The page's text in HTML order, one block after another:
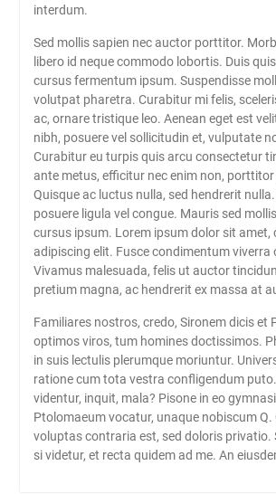
interdum.
Sed mollis sapien nec auctor porttitor.
libero id neque commodo lobortis. Duis
cursus fermentum ipsum. Suspendisse
volutpat pharetra. Curabitur mi felis,
ac, ornare tristique leo. Aenean eget est
nibh, posuere vel sollicitudin et, vulputate
Curabitur eu turpis quis arcu consectetur
ante metus, efficitur nec enim non,
Quisque ac luctus nulla, sed hendrerit
posuere ligula vel congue. Mauris sed
cursus ipsum. Lorem ipsum dolor sit amet,
adipiscing elit. Fusce condimentum viverra
Vivamus malesuada, felis ut auctor
pretium magna, ac hendrerit ex massa at
Familiares nostros, credo, Sironem dicis et
optimos viros, tum homines doctissimos.
in suis lectulis plerumque moriuntur.
ratione cum tota vestra confligendum
videntur, inquit, mala? Pisone in eo
Ptolomaeum vocatur, unaque nobiscum Q.
voluptas contraria est, sed doloris privatio.
si videtur, et recta quidem ad me. An